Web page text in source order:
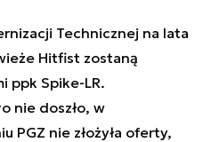
Technicznej na lata
Hitfist zostaną
ppk Spike-LR.
nie doszło, w
PGZ nie złożyła oferty,